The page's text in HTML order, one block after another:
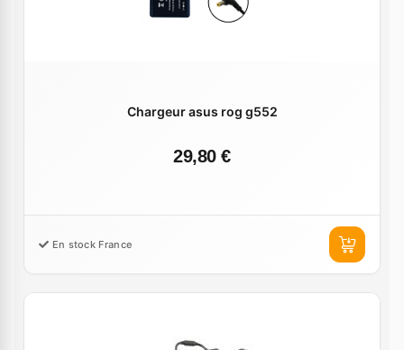
Chargeur asus rog g552
29,80 €
En stock France